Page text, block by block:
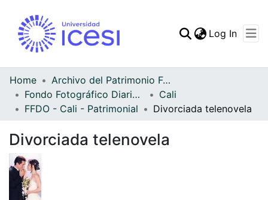
Statistics
Log In
Home
Archivo del Patrimonio Fotográfico y Fílmico del Valle del Cauca
Fondo Fotográfico Diario Occidente
Cali
FFDO - Cali - Patrimonial
Divorciada telenovela
Divorciada telenovela